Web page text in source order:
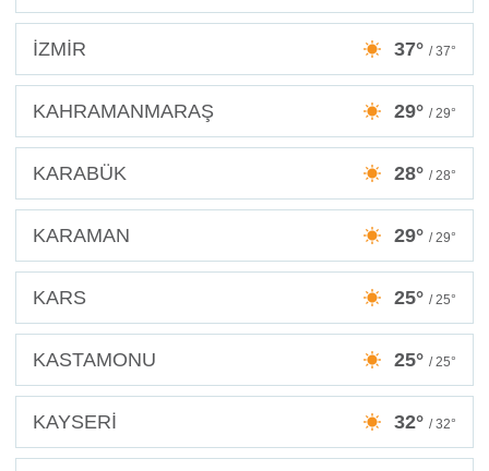
İZMİR 37° / 37°
KAHRAMANMARAŞ 29° / 29°
KARABÜK 28° / 28°
KARAMAN 29° / 29°
KARS 25° / 25°
KASTAMONU 25° / 25°
KAYSERİ 32° / 32°